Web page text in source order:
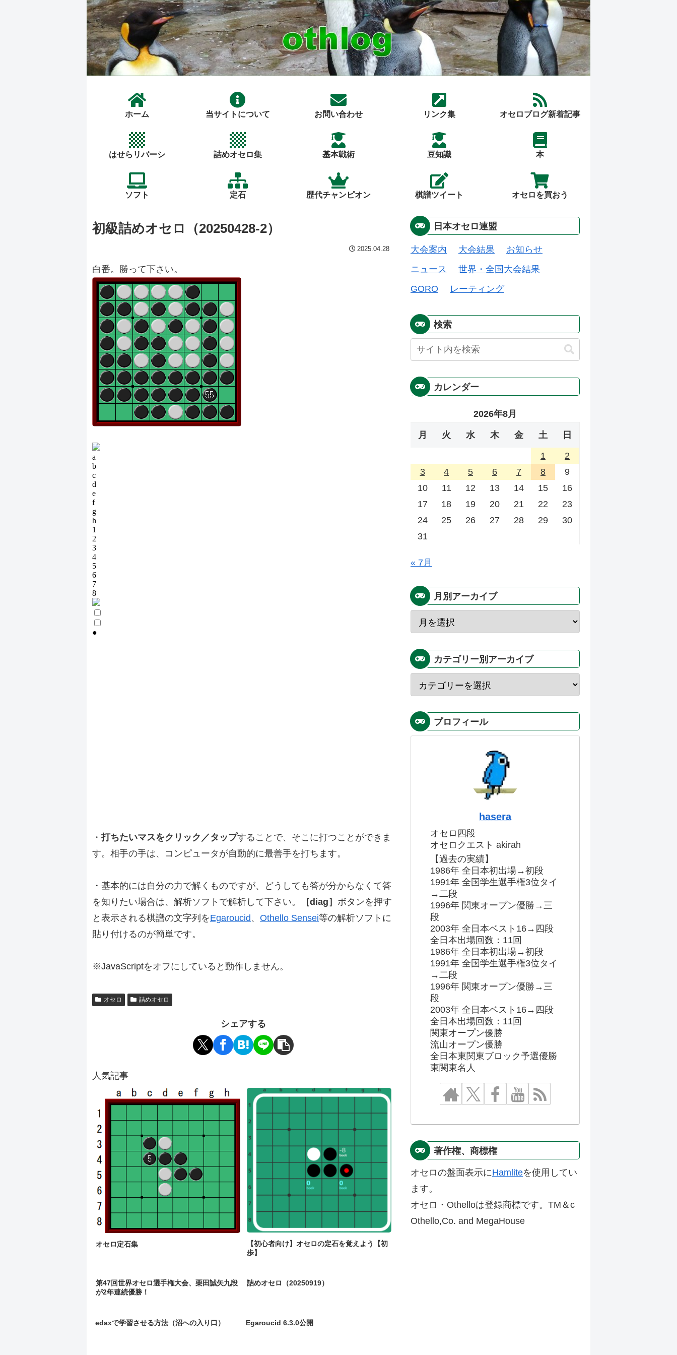
ホーム 当サイトについて お問い合わせ リンク集 オセロブログ新着記事
はせらリバーシ 詰めオセロ集 基本戦術 豆知識 本
ソフト 定石 歴代チャンピオン 棋譜ツイート オセロを買おう
初級詰めオセロ（20250428-2）
2025.04.28
白番。勝って下さい。
・打ちたいマスをクリック／タップすることで、そこに打つことができま
す。相手の手は、コンピュータが自動的に最善手を打ちます。
・基本的には自分の力で解くものですが、どうしても答が分からなくて答
を知りたい場合は、解析ソフトで解析して下さい。
［diag］ ボタンを押す
と表示される棋譜の文字列をEgaroucid、 Othello Sensei等の解析ソフトに
貼り付けるのが簡単です。
※JavaScriptをオフにしていると動作しません。
オセロ 詰めオセロ
シェアする
人気記事
オセロ定石集
【初心者向け】オセロの定石を覚えよう【初
歩】
第47回世界オセロ選手権大会、栗田誠矢九段
が2年連続優勝！
詰めオセロ（20250919）
edaxで学習させる方法（沼への入り口） Egaroucid 6.3.0公開
日本オセロ連盟
大会案内 大会結果
お知らせ
ニュース
世界・全国大会結果
GORO
レーティング
検索
カレンダー
2026年8月
月 火 水 木 金 土 日
1
2
3
4 5 6 7 8
9
10
11 12 13 14 15
16
17
18 19 20 21 22
23
24
25 26 27 28 29
30
31
« 7月
月別アーカイブ
カテゴリー別アーカイブ
プロフィール
hasera
オセロ四段
オセロクエスト akirah
【過去の実績】
1986年 全日本初出場→初段
1991年 全国学生選手権3位タイ
→二段
1996年 関東オープン優勝→三
段
2003年 全日本ベスト16→四段
全日本出場回数：11回
1986年 全日本初出場→初段
1991年 全国学生選手権3位タイ
→二段
1996年 関東オープン優勝→三
段
2003年 全日本ベスト16→四段
全日本出場回数：11回
関東オープン優勝
流山オープン優勝
全日本東関東ブロック予選優勝
東関東名人
著作権、商標権
オセロの盤面表示にHamliteを使用してい
ます。
オセロ・Othelloは登録商標です。TM＆c
Othello,Co. and MegaHouse